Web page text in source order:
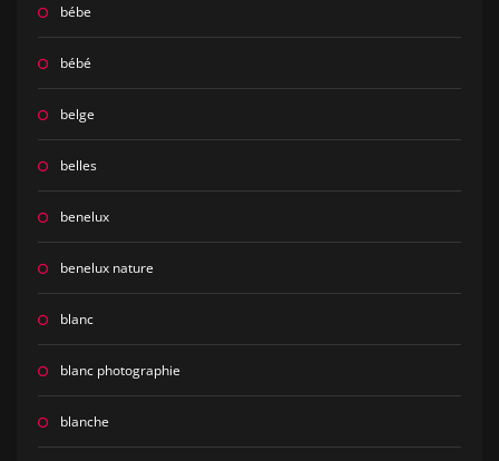
bébe
bébé
belge
belles
benelux
benelux nature
blanc
blanc photographie
blanche